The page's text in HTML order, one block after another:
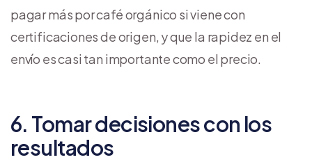
pagar más por café orgánico si viene con
certificaciones de origen, y que la rapidez en el
envío es casi tan importante como el precio.
6. Tomar decisiones con los
resultados